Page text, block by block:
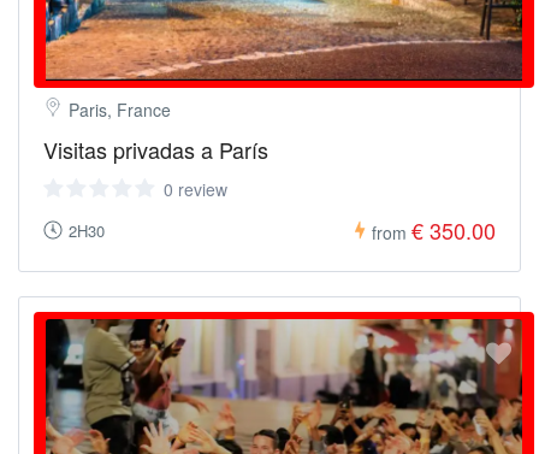
Paris, France
Visitas privadas a París
0 review
2H30 from € 350.00